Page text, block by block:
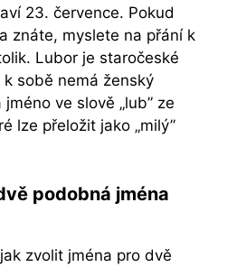
23. července. Pokud
znáte, myslete na přání k
Lubor je staročeské
sobě nemá ženský
ve slově „lub” ze
lze přeložit jako „milý”
podobná jména
zvolit jména pro dvě